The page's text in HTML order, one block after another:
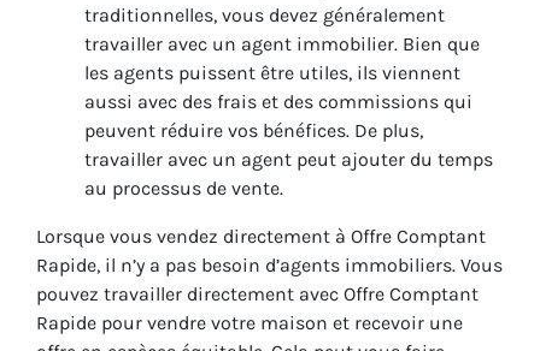
traditionnelles, vous devez généralement
travailler avec un agent immobilier. Bien que
les agents puissent être utiles, ils viennent
aussi avec des frais et des commissions qui
peuvent réduire vos bénéfices. De plus,
travailler avec un agent peut ajouter du temps
au processus de vente.
Lorsque vous vendez directement à Offre Comptant
Rapide, il n’y a pas besoin d’agents immobiliers. Vous
pouvez travailler directement avec Offre Comptant
Rapide pour vendre votre maison et recevoir une